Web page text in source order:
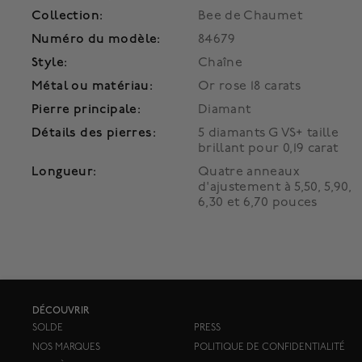
Collection:
Bee de Chaumet
Numéro du modèle:
84679
Style:
Chaîne
Métal ou matériau:
Or rose 18 carats
Pierre principale:
Diamant
Détails des pierres:
5 diamants G VS+ taille
brillant pour 0,19 carat
Longueur:
Quatre anneaux
d'ajustement à 5,50, 5,90,
6,30 et 6,70 pouces
DÉCOUVRIR
SOLDE
NOS MARQUES
PRESS
POLITIQUE DE CONFIDENTIALITÉ